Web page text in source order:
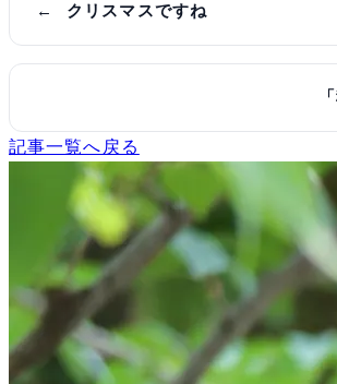
クリスマスですね
記事一覧へ戻る